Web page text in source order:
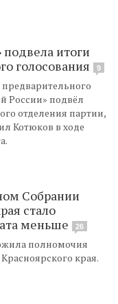
итоги
голосования
9
России» подвёл
отделения партии,
Котюков в ходе
Собрании
стало
меньше
26
полномочия
края.